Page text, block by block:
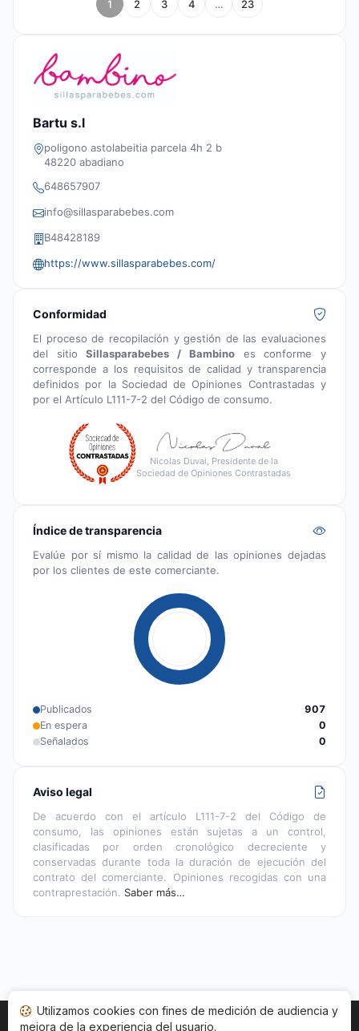
1 2 3 4 … 23
Bartu s.l
poligono astolabeitia parcela 4h 2 b
48220 abadiano
648657907
info@sillasparabebes.com
B48428189
https://www.sillasparabebes.com/
Conformidad
El proceso de recopilación y gestión de las evaluaciones
del sitioSillasparabebes / Bambinoes conforme y
corresponde a los requisitos de calidad y transparencia
definidos por la Sociedad de Opiniones Contrastadas y
por el Artículo L111-7-2 del Código de consumo.
Nicolas Duval, Presidente de la
Sociedad de Opiniones Contrastadas
Índice de transparencia
Evalúe por sí mismo la calidad de las opiniones dejadas
por los clientes de este comerciante.
Publicados
907
En espera
0
Señalados
0
Aviso legal
De acuerdo con el artículo L111-7-2 del Código de
consumo, las opiniones están sujetas a un control,
clasificadas por orden cronológico decreciente y
conservadas durante toda la duración de ejecución del
contrato del comerciante. Opiniones recogidas con una
contraprestación. Saber más…
Utilizamos cookies con fines de medición de audiencia y
mejora de la experiencia del usuario.